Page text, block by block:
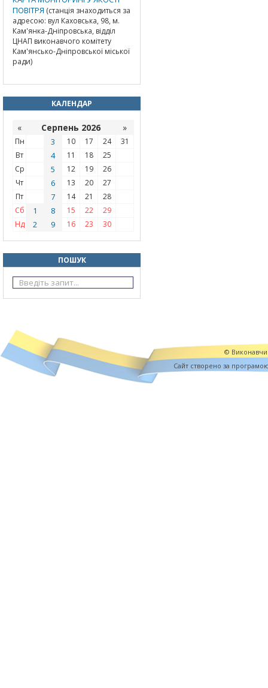
ПОВІТРЯ (станція знаходиться за
адресою: вул Каховська, 98, м.
Кам'янка-Дніпровська, відділ
ЦНАП виконавчого комітету
Кам'янсько-Дніпровської міської
ради)
КАЛЕНДАР
« Серпень 2026 »
Пн 3 10 17 24
31
Вт
4 11 18
25
Ср
5 12 19
26
Чт
6 13 20
27
Пт
7 14 21
28
Сб
1 8 15 22
29
Нд
2 9 16 23 30
ПОШУК
©
Cайт створено за